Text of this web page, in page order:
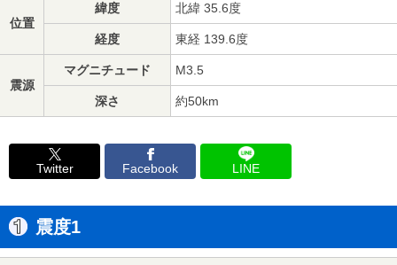
位置
緯度 北緯 35.6度
経度 東経 139.6度
震源
マグニチュード M3.5
深さ 約50km
Twitter Facebook LINE
震度1